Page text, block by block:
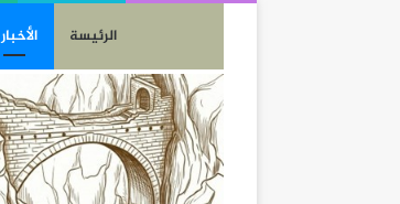
الرئيسة الأخبار